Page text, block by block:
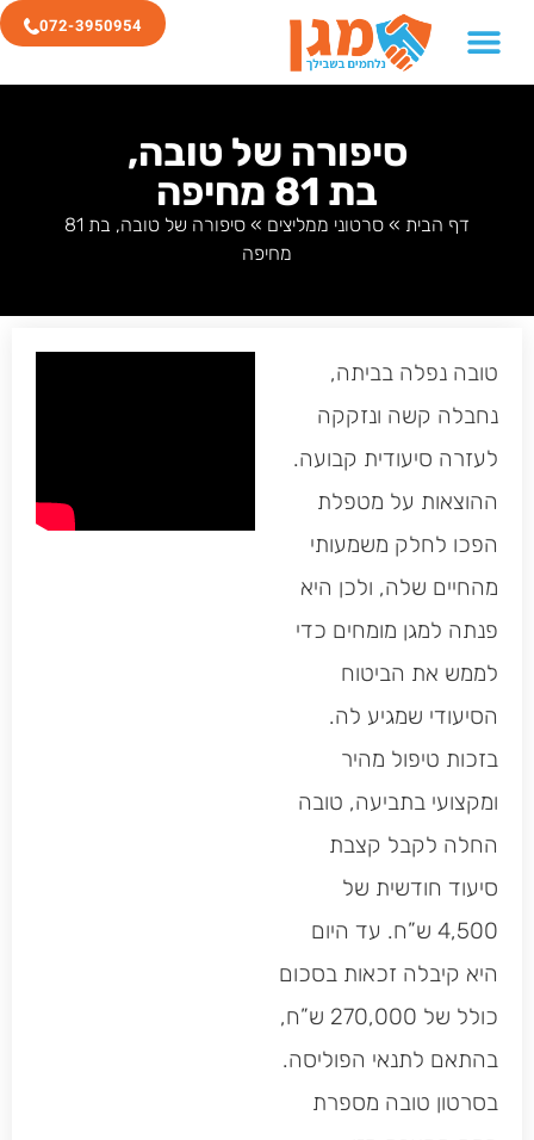
072-3950954
סיפורה של טובה,
בת 81 מחיפה
דף הבית » סרטוני ממליצים »
סיפורה של טובה, בת 81
מחיפה
טובה נפלה בביתה,
נחבלה קשה ונזקקה
לעזרה סיעודית קבועה.
ההוצאות על מטפלת
הפכו לחלק משמעותי
מהחיים שלה, ולכן היא
פנתה למגן מומחים כדי
לממש את הביטוח
הסיעודי שמגיע לה.
בזכות טיפול מהיר
ומקצועי בתביעה, טובה
החלה לקבל קצבת
סיעוד חודשית של
4,500 ש”ח. עד היום
היא קיבלה זכאות בסכום
כולל של 270,000 ש”ח,
בהתאם לתנאי הפוליסה.
בסרטון טובה מספרת